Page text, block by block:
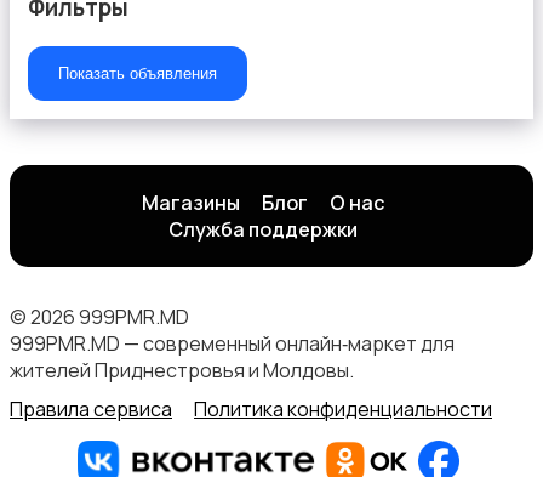
Фильтры
Показать объявления
Магазины Блог
О нас
Служба поддержки
© 2026 999PMR.MD
999PMR.MD — современный онлайн‑маркет для
жителей Приднестровья и Молдовы.
Правила сервиса
Политика конфиденциальности